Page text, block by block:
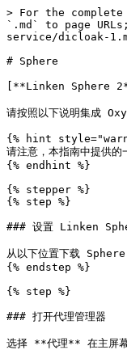
> For the
`.md` to page
service/dicloak-
# Sphere
[**Linken Sphere
请按照以下说明集
{% hint
请注意，本指南中提供的
{% endhint %}
{% stepper %}
{% step %}
### 设置 Linken
从以下位置下载
{% endstep %}
{% step %}
### 打开代理管理器
选择 **代理** 在主屏